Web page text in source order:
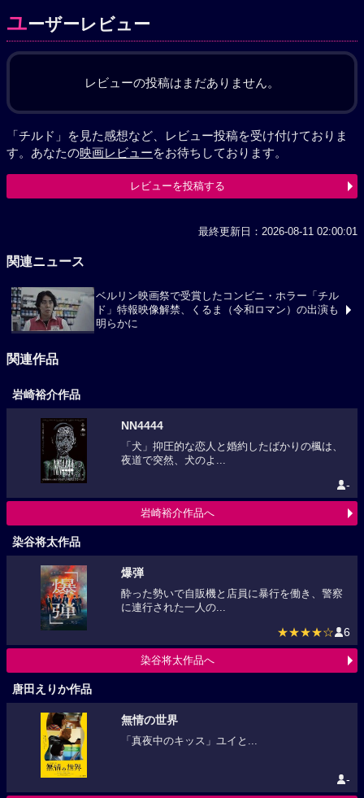
ユーザーレビュー
レビューの投稿はまだありません。
「チルド」を見た感想など、レビュー投稿を受け付けておりま
す。あなたの映画レビューをお待ちしております。
レビューを投稿する
最終更新日：2026-08-11 02:00:01
関連ニュース
ベルリン映画祭で受賞したコンビニ・ホラー「チル
ド」特報映像解禁、くるま（令和ロマン）の出演も
明らかに
関連作品
岩崎裕介作品
NN4444
「犬」抑圧的な恋人と婚約したばかりの楓は、
夜道で突然、犬のよ...
-
岩崎裕介作品へ
染谷将太作品
爆弾
酔った勢いで自販機と店員に暴行を働き、警察
に連行された一人の...
★★★★☆ 6
染谷将太作品へ
唐田えりか作品
無情の世界
「真夜中のキッス」ユイと...
-